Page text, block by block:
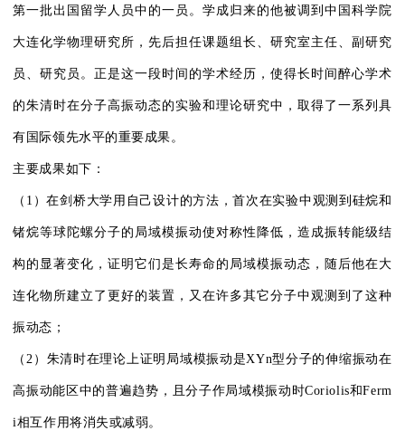
第一批出国留学人员中的一员。学成归来的他被调到中国科学院
大连化学物理研究所，先后担任课题组长、研究室主任、副研究
员、研究员。正是这一段时间的学术经历，使得长时间醉心学术
的朱清时在分子高振动态的实验和理论研究中，取得了一系列具
有国际领先水平的重要成果。
主要成果如下：
（1）在剑桥大学用自己设计的方法，首次在实验中观测到硅烷和
锗烷等球陀螺分子的局域模振动使对称性降低，造成振转能级结
构的显著变化，证明它们是长寿命的局域模振动态，随后他在大
连化物所建立了更好的装置，又在许多其它分子中观测到了这种
振动态；
（2）朱清时在理论上证明局域模振动是XYn型分子的伸缩振动在
高振动能区中的普遍趋势，且分子作局域模振动时Coriolis和Ferm
i相互作用将消失或减弱。